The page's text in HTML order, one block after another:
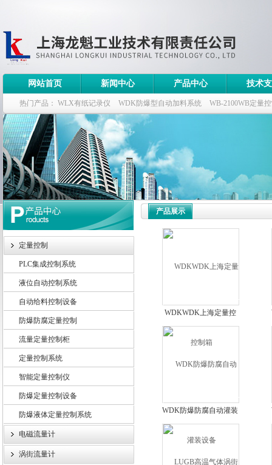
上海龙魁工业技术有限责任公司
网站首页 新闻中心 产品中心 技术
热门产品： WLX有纸记录仪 WDK防爆型自动加料系统 WB-2100WB定量
WDK流量定量控制柜 WB-2100定量装车控制仪
定量控制
PLC集成控制系统
液位自动控制系统
自动给料控制设备
防爆防腐定量控制
流量定量控制柜
定量控制系统
智能定量控制仪
防爆定量控制设备
防爆液体定量控制系统
电磁流量计
涡街流量计
产品展示
WDKWDK上海定量控
制箱
WDK防爆防腐自动灌装
设备